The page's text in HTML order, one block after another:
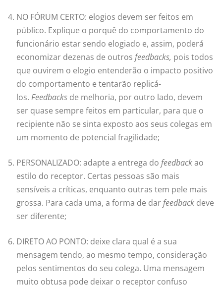
NO FÓRUM CERTO: elogios devem ser feitos em
público. Explique o porquê do comportamento do
funcionário estar sendo elogiado e, assim, poderá
economizar dezenas de outros feedbacks, pois todos
que ouvirem o elogio entenderão o impacto positivo
do comportamento e tentarão replicá-
los. Feedbacks de melhoria, por outro lado, devem
ser quase sempre feitos em particular, para que o
recipiente não se sinta exposto aos seus colegas em
um momento de potencial fragilidade;
PERSONALIZADO: adapte a entrega do feedbackao
estilo do receptor. Certas pessoas são mais
sensíveis a críticas, enquanto outras tem pele mais
grossa. Para cada uma, a forma de darfeedback deve
ser diferente;
DIRETO AO PONTO: deixe clara qual é a sua
mensagem tendo, ao mesmo tempo, consideração
pelos sentimentos do seu colega. Uma mensagem
muito obtusa pode deixar o receptor confuso